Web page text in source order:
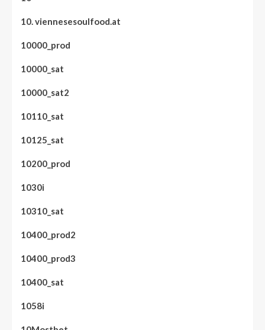
10. viennesesoulfood.at
10000_prod
10000_sat
10000_sat2
10110_sat
10125_sat
10200_prod
1030i
10310_sat
10400_prod2
10400_prod3
10400_sat
1058i